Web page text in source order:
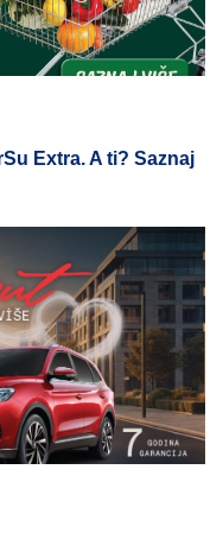
Extra. A ti? Saznaj